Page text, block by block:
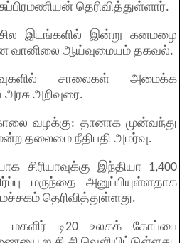
தெரிவித்துள்ளார்.
இடங்களில் இன்று கனமழை
வானிலை ஆய்வுமையம் தகவல்.
சாலைகள் அமைக்க
அறிவுரை.
வழக்கு: தானாக முன்வந்து
தலைமை நீதிபதி அமர்வு.
சிரியாவுக்கு இந்தியா 1,400
மருந்தை அனுப்பியுள்ளதாக
தெரிவித்துள்ளது.
மகளிர் டி20 உலகக் கோப்பை